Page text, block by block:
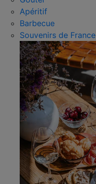
Apéritif
Barbecue
Souvenirs de France